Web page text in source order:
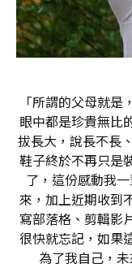
「所謂的父母就
眼中都是珍貴無比
拔長大，說長不長
鞋子終於不再只是
了，這份感動我
來，加上近期收到
寫部落格、剪輯影
很快就忘記，如果
為了我自己，